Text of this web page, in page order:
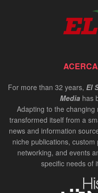
For more than 32 years, El
Media has
Adapting to the
transformed itself from a
news and information
niche publications,
networking, and events
specific needs of